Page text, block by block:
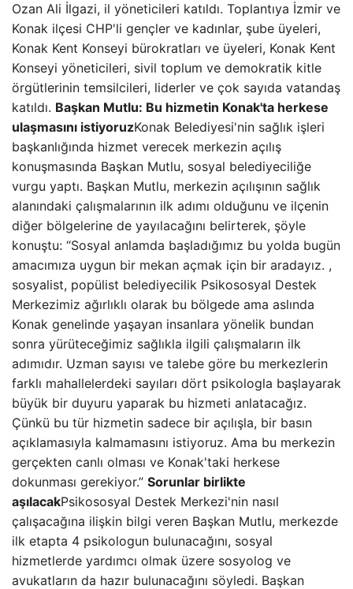
Ozan Ali İlgazi, il yöneticileri katıldı. Toplantıya İzmir ve
Konak ilçesi CHP'li gençler ve kadınlar, şube üyeleri,
Konak Kent Konseyi bürokratları ve üyeleri, Konak Kent
Konseyi yöneticileri, sivil toplum ve demokratik kitle
örgütlerinin temsilcileri, liderler ve çok sayıda vatandaş
katıldı. Başkan Mutlu: Bu hizmetin Konak'ta herkese
ulaşmasını istiyoruzKonak Belediyesi'nin sağlık işleri
başkanlığında hizmet verecek merkezin açılış
konuşmasında Başkan Mutlu, sosyal belediyeciliğe
vurgu yaptı. Başkan Mutlu, merkezin açılışının sağlık
alanındaki çalışmalarının ilk adımı olduğunu ve ilçenin
diğer bölgelerine de yayılacağını belirterek, şöyle
konuştu: “Sosyal anlamda başladığımız bu yolda bugün
amacımıza uygun bir mekan açmak için bir aradayız. ,
sosyalist, popülist belediyecilik Psikososyal Destek
Merkezimiz ağırlıklı olarak bu bölgede ama aslında
Konak genelinde yaşayan insanlara yönelik bundan
sonra yürüteceğimiz sağlıkla ilgili çalışmaların ilk
adımıdır. Uzman sayısı ve talebe göre bu merkezlerin
farklı mahallelerdeki sayıları dört psikologla başlayarak
büyük bir duyuru yaparak bu hizmeti anlatacağız.
Çünkü bu tür hizmetin sadece bir açılışla, bir basın
açıklamasıyla kalmamasını istiyoruz. Ama bu merkezin
gerçekten canlı olması ve Konak'taki herkese
dokunması gerekiyor.” Sorunlar birlikte
aşılacakPsikososyal Destek Merkezi'nin nasıl
çalışacağına ilişkin bilgi veren Başkan Mutlu, merkezde
ilk etapta 4 psikologun bulunacağını, sosyal
hizmetlerde yardımcı olmak üzere sosyolog ve
avukatların da hazır bulunacağını söyledi. Başkan